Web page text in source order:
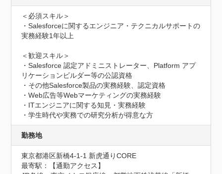
＜必須スキル＞
・Salesforceに関するエンジニア・テクニカルサポートの
実務経験1年以上
＜歓迎スキル＞
・Salesforce 認定アドミニストレーター、Platform アプ
リケーションビルダー等の公認資格
・その他Salesforce製品の実務経験、認定資格
・Web広告等Webマーケティングの実務経験
・ITエンジニアに関する知見・実務経験
・学生時代や実務での研究分析が得意な方
勤務地
東京都港区新橋4-1-1 新虎通りCORE
最寄駅：【通勤アクセス】